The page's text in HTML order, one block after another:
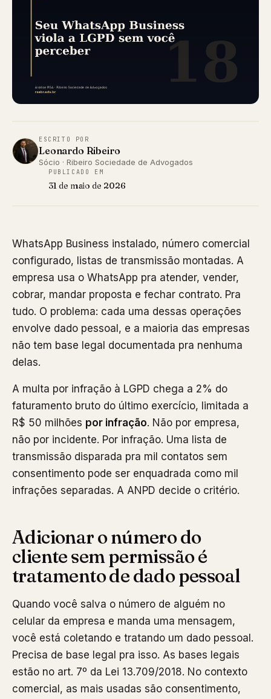
ESCRITO POR
Leonardo Ribeiro
Sócio · Ribeiro Sociedade de Advogados
PUBLICADO EM
31 de maio de 2026
WhatsApp Business instalado, número comercial
configurado, listas de transmissão montadas. A
empresa usa o WhatsApp pra atender, vender,
cobrar, mandar proposta e fechar contrato. Pra
tudo. O problema: cada uma dessas operações
envolve dado pessoal, e a maioria das empresas
não tem base legal documentada pra nenhuma
delas.
A multa por infração à LGPD chega a 2% do
faturamento bruto do último exercício, limitada a
R$ 50 milhões por infração. Não por empresa,
não por incidente. Por infração. Uma lista de
transmissão disparada pra mil contatos sem
consentimento pode ser enquadrada como mil
infrações separadas. A ANPD decide o critério.
Adicionar o número do
cliente sem permissão é
tratamento de dado pessoal
Quando você salva o número de alguém no
celular da empresa e manda uma mensagem,
você está coletando e tratando um dado pessoal.
Precisa de base legal pra isso. As bases legais
estão no art. 7º da Lei 13.709/2018. No contexto
comercial, as mais usadas são consentimento,